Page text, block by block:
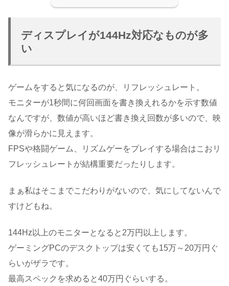
ディスプレイが144Hz対応なものが多
い
ゲームをすると気になるのが、リフレッシュレート。
モニターが1秒間に何回画面を書き換えれるかを示す数値
なんですが、数値が高いほど書き換え回数が多いので、映
像が滑らかに見えます。
FPSや格闘ゲーム、リズムゲーをプレイする場合はこおリ
フレッシュレートが結構重要だったりします。
まぁ私はそこまでこだわりがないので、気にしてないんで
すけどもね。
144Hz以上のモニターとなると2万円以上します。
ゲーミングPCのデスクトップは安くても15万～20万円ぐ
らいがザラです。
最高スペックを求めると40万円ぐらいする。